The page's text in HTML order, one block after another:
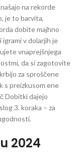
na rekorde
je to barvita,
dobite majhno
v dolarjih je
vnaprejšnjega
da si zagotovite
za sproščene
s preizkusom ene
Dobitki dajejo
3. koraka – za
2024